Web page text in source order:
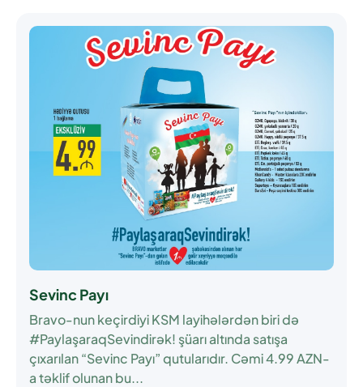
Sevinc Payı
Bravo-nun keçirdiyi KSM layihələrdən biri də
#PaylaşaraqSevindirək! şüarı altında satışa
çıxarılan “Sevinc Payı” qutularıdır. Cəmi 4.99 AZN-
a təklif olunan bu...